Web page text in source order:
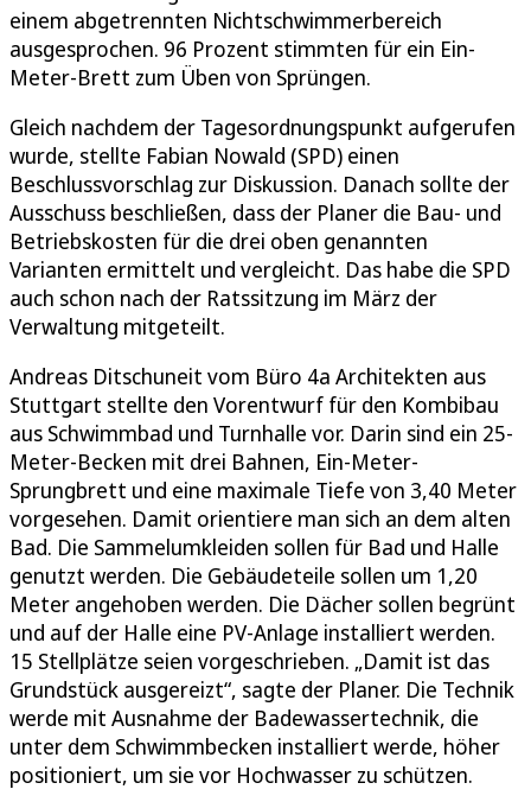
einem abgetrennten Nichtschwimmerbereich
ausgesprochen. 96 Prozent stimmten für ein Ein-
Meter-Brett zum Üben von Sprüngen.
Gleich nachdem der Tagesordnungspunkt aufgerufen
wurde, stellte Fabian Nowald (SPD) einen
Beschlussvorschlag zur Diskussion. Danach sollte der
Ausschuss beschließen, dass der Planer die Bau- und
Betriebskosten für die drei oben genannten
Varianten ermittelt und vergleicht. Das habe die SPD
auch schon nach der Ratssitzung im März der
Verwaltung mitgeteilt.
Andreas Ditschuneit vom Büro 4a Architekten aus
Stuttgart stellte den Vorentwurf für den Kombibau
aus Schwimmbad und Turnhalle vor. Darin sind ein 25-
Meter-Becken mit drei Bahnen, Ein-Meter-
Sprungbrett und eine maximale Tiefe von 3,40 Meter
vorgesehen. Damit orientiere man sich an dem alten
Bad. Die Sammelumkleiden sollen für Bad und Halle
genutzt werden. Die Gebäudeteile sollen um 1,20
Meter angehoben werden. Die Dächer sollen begrünt
und auf der Halle eine PV-Anlage installiert werden.
15 Stellplätze seien vorgeschrieben. „Damit ist das
Grundstück ausgereizt“, sagte der Planer. Die Technik
werde mit Ausnahme der Badewassertechnik, die
unter dem Schwimmbecken installiert werde, höher
positioniert, um sie vor Hochwasser zu schützen.